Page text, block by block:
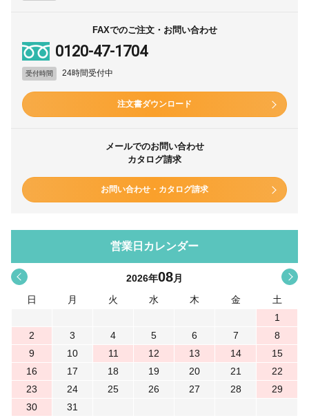
FAXでのご注文・お問い合わせ
0120-47-1704
受付時間 24時間受付中
注文書ダウンロード
メールでのお問い合わせ
カタログ請求
お問い合わせ・カタログ請求
営業日カレンダー
< 2026年08月
日
月 火 水 木 金
土
1
2
3 4 5 6 7
8
9
10 11 12 13 14
15
16
17 18 19 20 21
22
23
24 25 26 27 28
29
30
31